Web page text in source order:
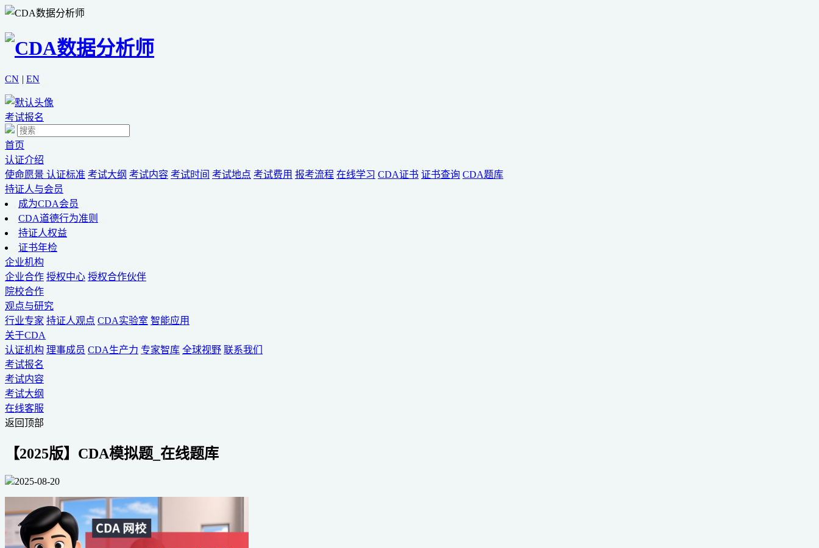
CN | EN
考试报名
首页
认证介绍
使命愿景 认证标准 考试大纲 考试内容 考试时间 考试地点 考试费用 报考流程 在线学习 CDA证书 证书查询 CDA题库
持证人与会员
成为CDA会员
CDA道德行为准则
持证人权益
证书年检
企业机构
企业合作 授权中心 授权合作伙伴
院校合作
观点与研究
行业专家 持证人观点 CDA实验室 智能应用
关于CDA
认证机构 理事成员 CDA生产力 专家智库 全球视野 联系我们
考试报名
考试内容
考试大纲
在线客服
返回顶部
【2025版】CDA模拟题_在线题库
2025-08-20